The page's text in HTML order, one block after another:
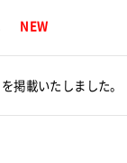
NEW
掲載いたしました。